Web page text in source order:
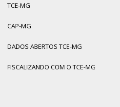
TCE-MG
CAP-MG
DADOS ABERTOS TCE-MG
FISCALIZANDO COM O TCE-MG